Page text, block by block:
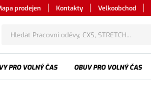
prodejen Kontakty Velkoobchod
PRO VOLNÝ ČAS OBUV PRO VOLNÝ ČAS